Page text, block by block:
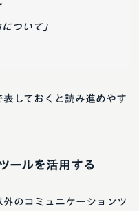
ついて」
しておくと読み進めやす
ールを活用する
のコミュニケーションツ